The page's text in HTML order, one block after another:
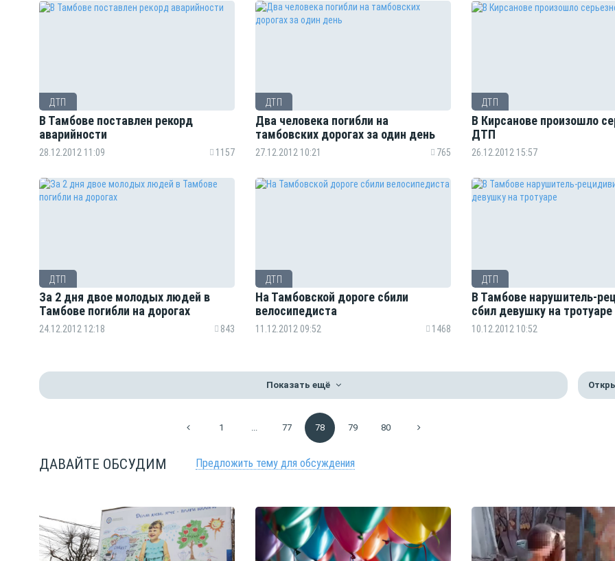
ДТП
В Тамбове поставлен рекорд
аварийности
28.12.2012 11:09 1157
ДТП
Два человека погибли на
тамбовских дорогах за один день
27.12.2012 10:21 765
ДТП
В Кирсанове произошло
ДТП
26.12.2012 15:57
ДТП
За 2 дня двое молодых людей в
Тамбове погибли на дорогах
24.12.2012 12:18 843
ДТП
На Тамбовской дороге сбили
велосипедиста
11.12.2012 09:52 1468
ДТП
В Тамбове нарушитель-
сбил девушку на тротуаре
10.12.2012 10:52
Показать ещё
1 ... 77 78 79 80
ДАВАЙТЕ ОБСУДИМ Предложить тему для обсуждения